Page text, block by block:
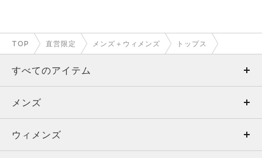
TOP 直営限定 メンズ＋ウィメンズ トップス
すべてのアイテム
メンズ
ウィメンズ
メンズ
トップス
ウィメンズ